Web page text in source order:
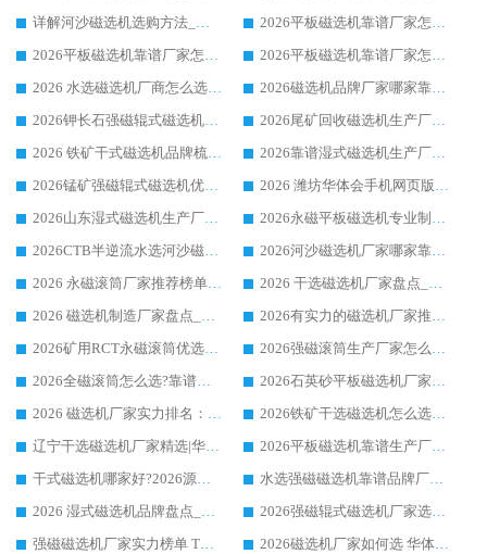
详解河沙磁选机选购方法_除铁器品牌及华体会手机网页版-华体会(中国) 企业解析
2026平板磁选机靠谱厂家怎么选？华体会手机网页版-华体会(中国) 凭硬实力甄选合作品牌
2026平板磁选机靠谱厂家怎么选？华体会手机网页版-华体会(中国) 凭硬实力甄选合作品牌
2026平板磁选机靠谱厂家怎么选？华体会手机网页版-华体会(中国) 凭硬实力甄选合作品牌
2026 水选磁选机厂商怎么选 潍坊华体会手机网页版-华体会(中国) 技术实力强
2026磁选机品牌厂家哪家靠谱?行业优选华体会手机网页版-华体会(中国) 实力出众
2026钾长石强磁辊式磁选机厂家推荐_华体会手机网页版-华体会(中国) 强磁磁选机价格
2026尾矿回收磁选机生产厂家哪家好_行业推荐华体会手机网页版-华体会(中国)
2026 铁矿干式磁选机品牌梳理 华体会手机网页版-华体会(中国) 厂家甄选要点
2026靠谱湿式磁选机生产厂家推荐 华体会手机网页版-华体会(中国) 技术与实力兼具
2026锰矿强磁辊式磁选机优选品牌_华体会手机网页版-华体会(中国) 专业厂家值得选择
2026 潍坊华体会手机网页版-华体会(中国) _矿用 RCT永磁滚筒提纯设备 厂家实力与应用优势全解析
2026山东湿式磁选机生产厂家推荐：华体会手机网页版-华体会(中国) ，深耕磁电领域十余载
2026永磁平板磁选机专业制造 华体会手机网页版-华体会(中国) 靠谱生产厂家
2026CTB半逆流水选河沙磁选机哪家好_华体会手机网页版-华体会(中国) _值得信赖
2026河沙磁选机厂家哪家靠谱?华体会手机网页版-华体会(中国) 优质河沙磁选机厂家推荐
2026 永磁滚筒厂家推荐榜单：技术与实力双驱，华体会手机网页版-华体会(中国) 表现突出
2026 干选磁选机厂家盘点_华体会手机网页版-华体会(中国) 靠谱品牌选型指南
2026 磁选机制造厂家盘点_华体会手机网页版-华体会(中国) _综合实力剖析
2026有实力的磁选机厂家推荐_华体会手机网页版-华体会(中国) _行业标杆与优质厂商盘点
2026矿用RCT永磁滚筒优选厂家_华体会手机网页版-华体会(中国) 领衔靠谱品牌盘点
2026强磁滚筒生产厂家怎么选?行业口碑推荐华体会手机网页版-华体会(中国)
2026全磁滚筒怎么选?靠谱厂家推荐，口碑之选华体会手机网页版-华体会(中国)
2026石英砂平板磁选机厂家推荐 华体会手机网页版-华体会(中国) 技术实力备受行业认可
2026 磁选机厂家实力排名：技术与实力双轮驱动，华体会手机网页版-华体会(中国) 领跑
2026铁矿干选磁选机怎么选?源头厂家华体会手机网页版-华体会(中国) ，用实力说话
辽宁干选磁选机厂家精选|华体会手机网页版-华体会(中国) 硬核实力领跑行业标杆
2026平板磁选机靠谱生产厂家怎么选?行业标杆华体会手机网页版-华体会(中国) ，凭硬实力脱颖而出
干式磁选机哪家好?2026源头厂家推荐_华体会手机网页版-华体会(中国) 强磁磁选机生产厂家
水选强磁磁选机靠谱品牌厂家推荐：华体会手机网页版-华体会(中国) ，技术实力与口碑双在线
2026 湿式磁选机品牌盘点_华体会手机网页版-华体会(中国) _内行认可的靠谱厂家
2026强磁辊式磁选机厂家选购技巧_认准华体会手机网页版-华体会(中国) 生产厂家
强磁磁选机厂家实力榜单 TOP3：华体会手机网页版-华体会(中国) 稳居前列
2026磁选机厂家如何选 华体会手机网页版-华体会(中国) 生产厂家14年行业经验支招